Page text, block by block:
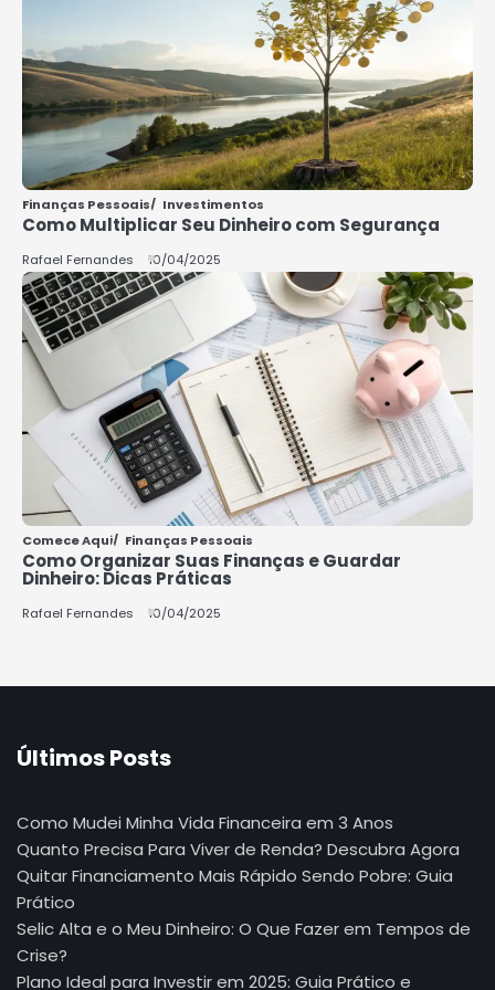
COMO INVESTIR COM POUCO
DINHEIRO 2025
Rafael Fernandes
Finanças Pessoais Investimentos
Como Multiplicar Seu Dinheiro com Segurança
Rafael Fernandes 10/04/2025
Comece Aqui Finanças Pessoais
Como Organizar Suas Finanças e Guardar
Dinheiro: Dicas Práticas
Rafael Fernandes 10/04/2025
Últimos Posts
Como Mudei Minha Vida Financeira em 3 Anos
Quanto Precisa Para Viver de Renda? Descubra Agora
Quitar Financiamento Mais Rápido Sendo Pobre: Guia
Prático
Selic Alta e o Meu Dinheiro: O Que Fazer em Tempos de
Crise?
Plano Ideal para Investir em 2025: Guia Prático e